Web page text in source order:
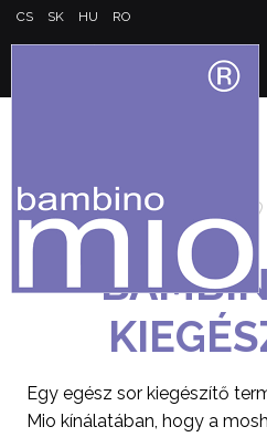
CS SK HU RO
Egy egész sor kiegészítő
Mio kínálatában, hogy a